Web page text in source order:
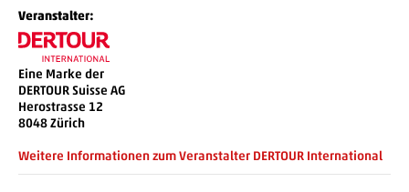
- Geldwechsel
- Geldautomat
- Badetuch
- Klimaanlage
- Wäscheservice
- Kreditkarte
- MasterCard
- Visa
- American Express
- Diners
- Bankkarte Maestro
Veranstalter:
Eine Marke der
DERTOUR Suisse AG
Herostrasse 12
8048 Zürich
Weitere Informationen zum Veranstalter DERTOUR International